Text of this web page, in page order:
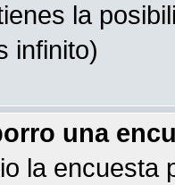
la
infinito)
una
la encuesta